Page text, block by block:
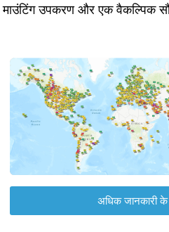
माउंटिंग उपकरण और एक वैकल्पिक
अधिक जानकारी